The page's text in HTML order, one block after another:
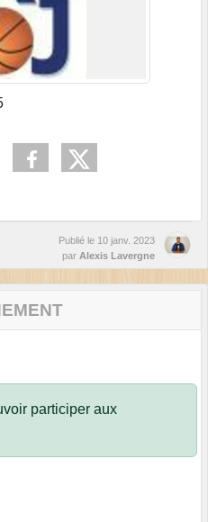
Publié le 10 janv. 2023
par Alexis Lavergne
participer aux